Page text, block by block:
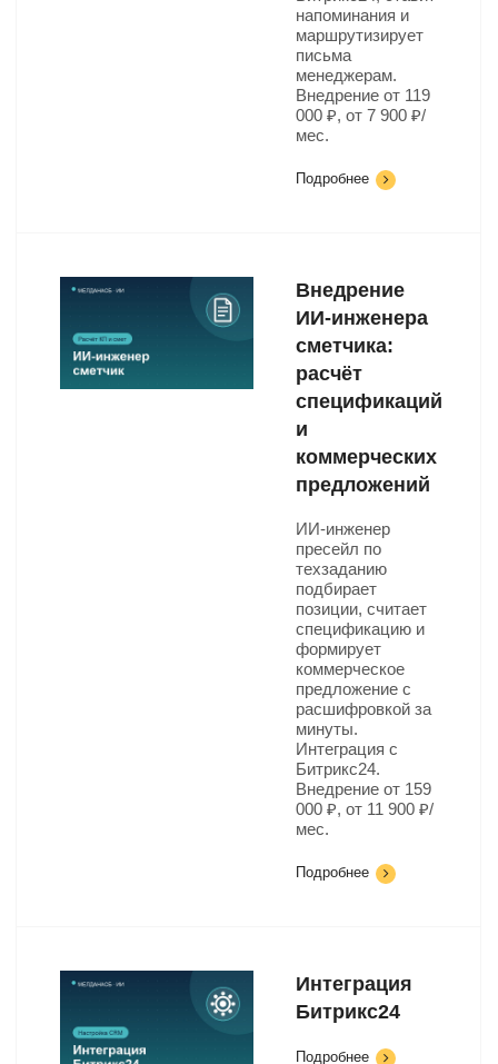
напоминания и
маршрутизирует
письма
менеджерам.
Внедрение от 119
000 ₽, от 7 900 ₽/
мес.
Подробнее
Внедрение
ИИ-инженера
сметчика:
расчёт
спецификаций
и
коммерческих
предложений
ИИ-инженер
пресейл по
техзаданию
подбирает
позиции, считает
спецификацию и
формирует
коммерческое
предложение с
расшифровкой за
минуты.
Интеграция с
Битрикс24.
Внедрение от 159
000 ₽, от 11 900 ₽/
мес.
Подробнее
Интеграция
Битрикс24
Подробнее